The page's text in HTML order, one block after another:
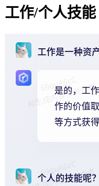
工作/个人技能